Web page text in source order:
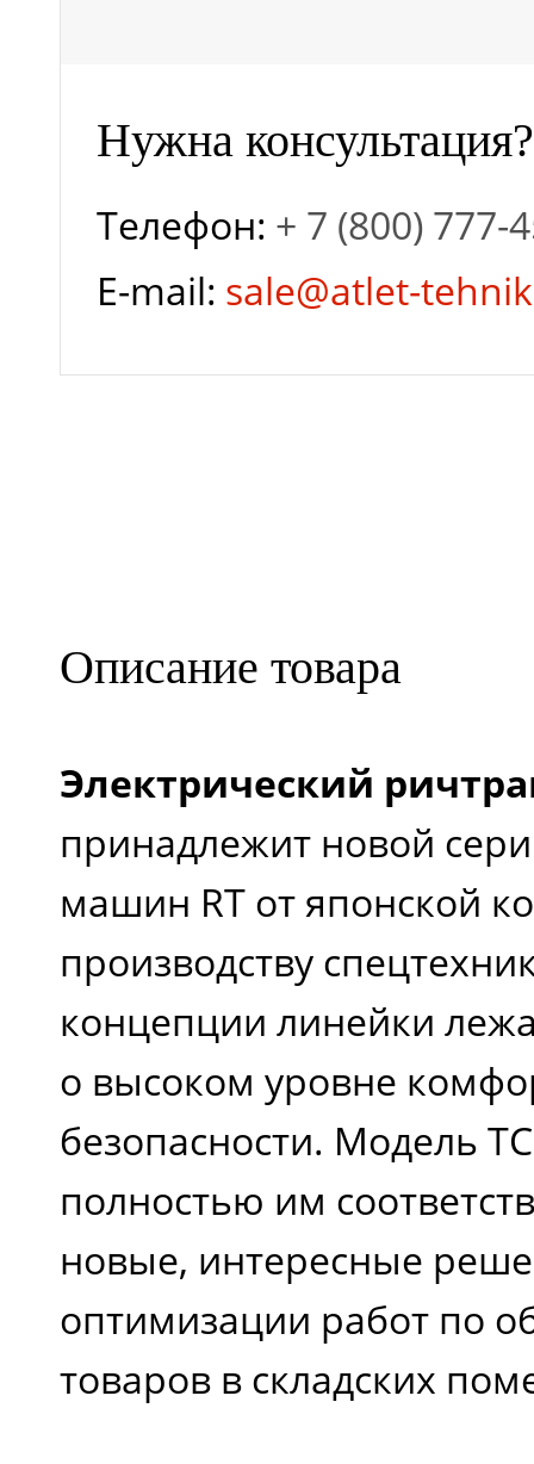
Нужна консультация?
Телефон: + 7 (800) 777-
E-mail: sale@atlet-
Описание товара
Электрический
принадлежит новой
машин RT от японской
производству
концепции линейки
о высоком уровне
безопасности. Модель
полностью им
новые, интересные
оптимизации работ по
товаров в складских